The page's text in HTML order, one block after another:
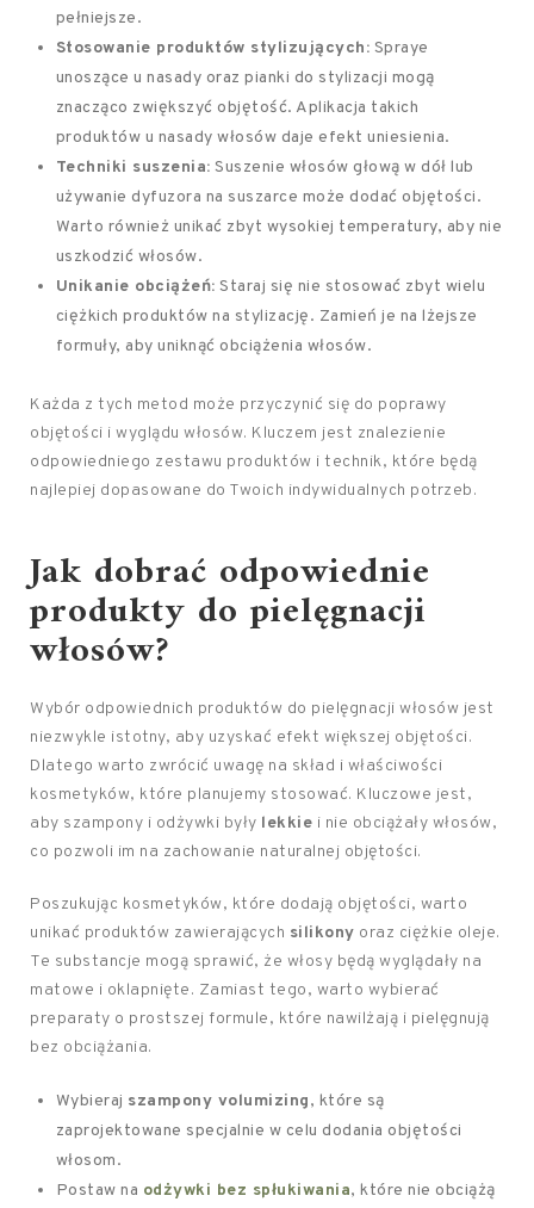
pełniejsze.
Stosowanie produktów stylizujących: Spraye
unoszące u nasady oraz pianki do stylizacji mogą
znacząco zwiększyć objętość. Aplikacja takich
produktów u nasady włosów daje efekt uniesienia.
Techniki suszenia: Suszenie włosów głową w dół lub
używanie dyfuzora na suszarce może dodać objętości.
Warto również unikać zbyt wysokiej temperatury, aby nie
uszkodzić włosów.
Unikanie obciążeń: Staraj się nie stosować zbyt wielu
ciężkich produktów na stylizację. Zamień je na lżejsze
formuły, aby uniknąć obciążenia włosów.
Każda z tych metod może przyczynić się do poprawy
objętości i wyglądu włosów. Kluczem jest znalezienie
odpowiedniego zestawu produktów i technik, które będą
najlepiej dopasowane do Twoich indywidualnych potrzeb.
Jak dobrać odpowiednie
produkty dopielęgnacji
włosów?
Wybór odpowiednich produktów do pielęgnacji włosów jest
niezwykle istotny, aby uzyskać efekt większej objętości.
Dlatego warto zwrócić uwagę na skład i właściwości
kosmetyków, które planujemy stosować. Kluczowe jest,
aby szampony i odżywki były lekkie i nie obciążały włosów,
co pozwoli im na zachowanie naturalnej objętości.
Poszukując kosmetyków, które dodają objętości, warto
unikać produktów zawierających silikony oraz ciężkie oleje.
Te substancje mogą sprawić, że włosy będą wyglądały na
matowe i oklapnięte. Zamiast tego, warto wybierać
preparaty o prostszej formule, które nawilżają i pielęgnują
bez obciążania.
Wybieraj szampony volumizing, które są
zaprojektowane specjalnie w celu dodania objętości
włosom.
Postaw na odżywki bez spłukiwania, które nie obciążą